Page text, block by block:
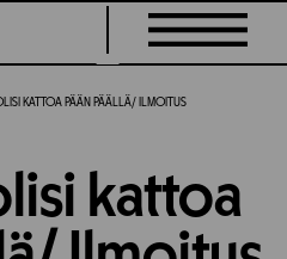
KATTOA PÄÄN PÄÄLLÄ/ ILMOITUS
kattoa